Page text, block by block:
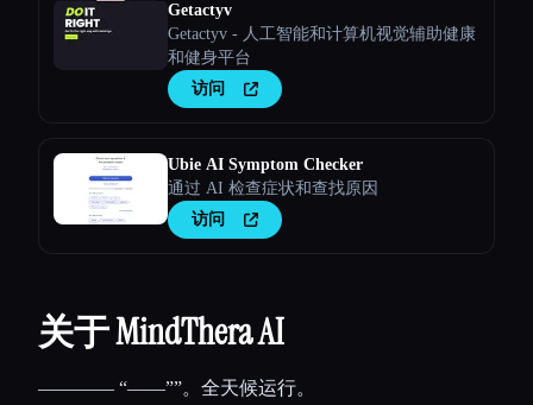
Getactyv
Getactyv - 人工智能和计算机视觉辅助健康
和健身平台
访问
Ubie AI Symptom Checker
通过 AI 检查症状和查找原因
访问
关于 MindThera AI
———— “——””。全天候运行。